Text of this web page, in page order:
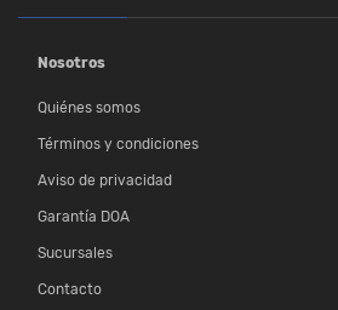
Nosotros
Quiénes somos
Términos y condiciones
Aviso de privacidad
Garantía DOA
Sucursales
Contacto